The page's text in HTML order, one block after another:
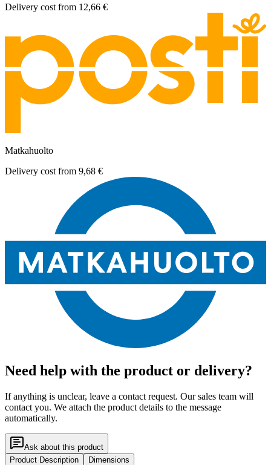
Delivery cost from 12,66 €
Matkahuolto
Delivery cost from 9,68 €
Need help with the product or delivery?
If anything is unclear, leave a contact request. Our sales team will
contact you. We attach the product details to the message
automatically.
Ask about this product
Product Description
Dimensions